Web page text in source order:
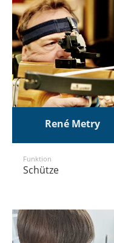
René Metry
Funktion
Schütze